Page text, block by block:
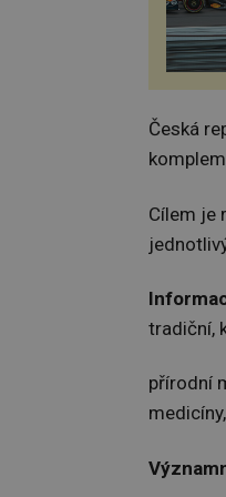
Česká
Cílem je
tradiční,
přírodní